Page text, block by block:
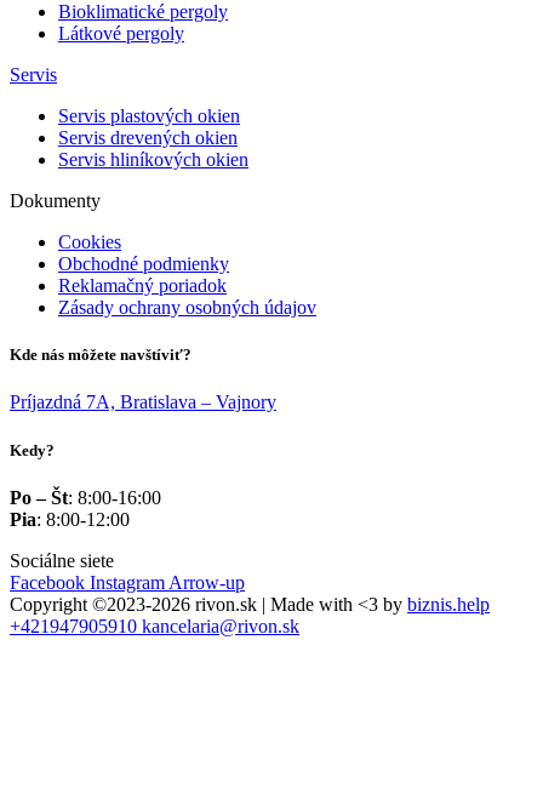
Bioklimatické pergoly
Látkové pergoly
Servis
Servis plastových okien
Servis drevených okien
Servis hliníkových okien
Dokumenty
Cookies
Obchodné podmienky
Reklamačný poriadok
Zásady ochrany osobných údajov
Kde nás môžete navštíviť?
Príjazdná 7A, Bratislava – Vajnory
Kedy?
Po – Št: 8:00-16:00
Pia: 8:00-12:00
Sociálne siete
Facebook Instagram Arrow-up
Copyright ©2023-2026 rivon.sk | Made with <3 by biznis.help
+421947905910 kancelaria@rivon.sk